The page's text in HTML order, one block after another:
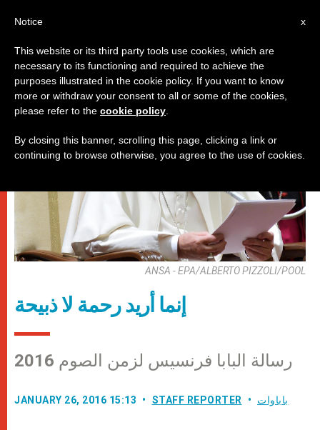
باباوات
ANSA - EPA/ALBERTO PIZZOLI/POOL
إنما أريد رحمة لا ذبيحة
رسالة البابا فرنسيس لزمن الصوم 2016
JANUARY 26, 2016 15:13 STAFF REPORTER باباوات
x
Notice
This website or its third party tools use cookies, which are
necessary to its functioning and required to achieve the
purposes illustrated in the cookie policy. If you want to know
more or withdraw your consent to all or some of the cookies,
please refer to the cookie policy
By closing this banner, scrolling this page, clicking a link or
continuing to browse otherwise, you agree to the use of cookies.